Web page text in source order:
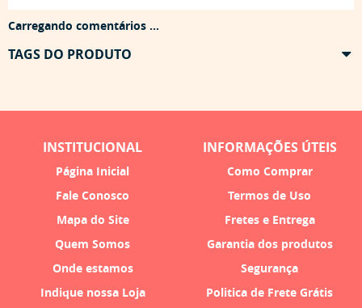
Carregando comentários ...
TAGS DO PRODUTO
INSTITUCIONAL
Página Inicial
Fale Conosco
Mapa do Site
Quem Somos
Onde estamos
Indique nossa Loja
INFORMAÇÕES ÚTEIS
Como Comprar
Termos de Uso
Fretes e Entrega
Garantia dos produtos
Segurança
Politica de Frete Grátis